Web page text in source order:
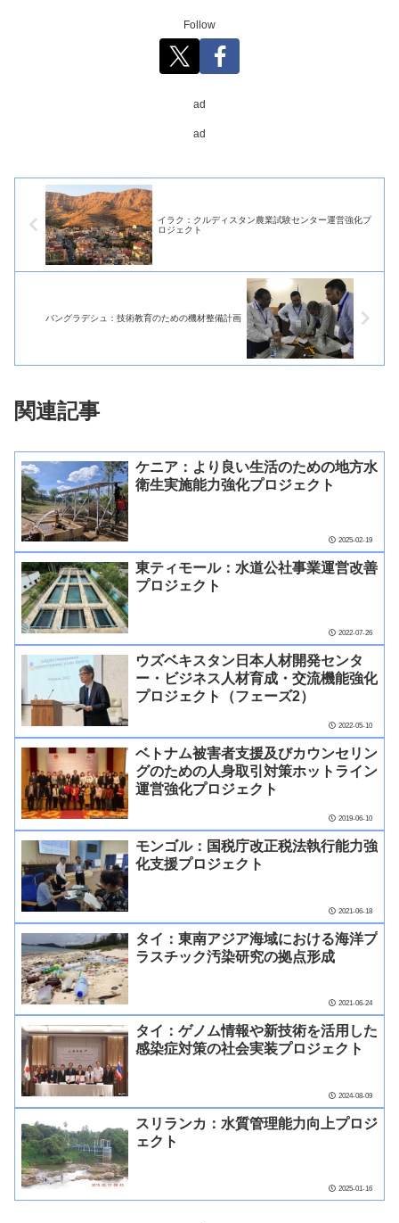
Follow
ad
ad
イラク：クルディスタン農業試験センター運営強化プ
ロジェクト
バングラデシュ：技術教育のための機材整備計画
関連記事
ケニア：より良い生活のための地方水
衛生実施能力強化プロジェクト
2025-02-19
東ティモール：水道公社事業運営改善
プロジェクト
2022-07-26
ウズベキスタン日本人材開発センタ
ー・ビジネス人材育成・交流機能強化
プロジェクト（フェーズ2）
2022-05-10
ベトナム被害者支援及びカウンセリン
グのための人身取引対策ホットライン
運営強化プロジェクト
2019-06-10
モンゴル：国税庁改正税法執行能力強
化支援プロジェクト
2021-06-18
タイ：東南アジア海域における海洋プ
ラスチック汚染研究の拠点形成
2021-06-24
タイ：ゲノム情報や新技術を活用した
感染症対策の社会実装プロジェクト
2024-08-09
スリランカ：水質管理能力向上プロジ
ェクト
2025-01-16